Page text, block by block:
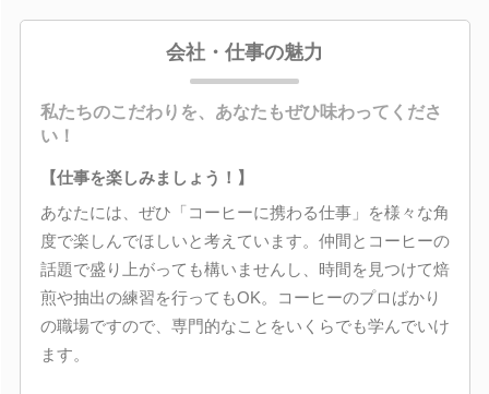
会社・仕事の魅力
私たちのこだわりを、あなたもぜひ味わってくださ
い！
【仕事を楽しみましょう！】
あなたには、ぜひ「コーヒーに携わる仕事」を様々な角
度で楽しんでほしいと考えています。仲間とコーヒーの
話題で盛り上がっても構いませんし、時間を見つけて焙
煎や抽出の練習を行ってもOK。コーヒーのプロばかり
の職場ですので、専門的なことをいくらでも学んでいけ
ます。